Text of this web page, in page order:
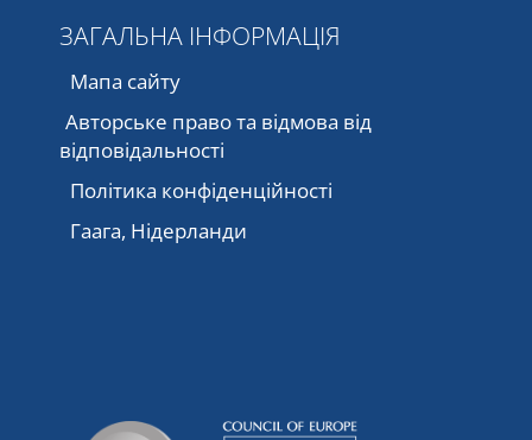
ЗАГАЛЬНА ІНФОРМАЦІЯ
Мапа сайту
Авторське право та відмова від
відповідальності
Політика конфіденційності
Гаага, Нідерланди